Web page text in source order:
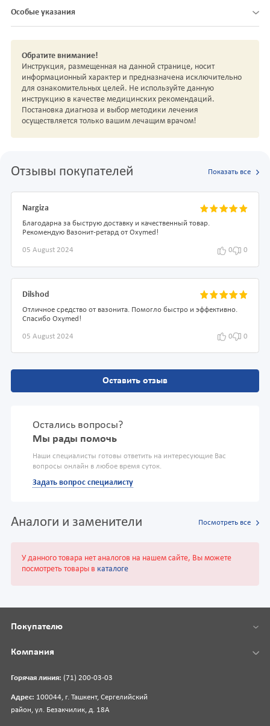
Особые указания
Обратите внимание!
Инструкция, размещенная на данной странице, носит
информационный характер и предназначена исключительно
для ознакомительных целей. Не используйте данную
инструкцию в качестве медицинских рекомендаций.
Постановка диагноза и выбор методики лечения
осуществляется только вашим лечащим врачом!
Отзывы покупателей Показать все
Nargiza
Благодарна за быструю доставку и качественный товар.
Рекомендую Вазонит-ретард от Oxymed!
05 August 2024 0 0
Dilshod
Отличное средство от вазонита. Помогло быстро и эффективно.
Спасибо Oxymed!
05 August 2024 0 0
Оставить отзыв
Остались вопросы?
Мы рады помочь
Наши специалисты готовы ответить на интересующие Вас
вопросы онлайн в любое время суток.
Задать вопрос специалисту
Аналоги и заменители Посмотреть все
У данного товара нет аналогов на нашем сайте, Вы можете
посмотреть товары в каталоге
Горячая линия: (71) 200-03-03
Адрес: 100044, г. Ташкент, Сергелийский
район, ул. Безакчилик, д. 18А
Покупателю
Компания